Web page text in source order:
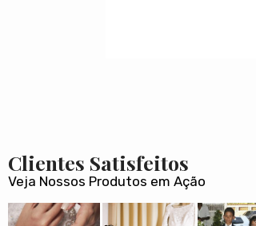
Clientes Satisfeitos
Veja Nossos Produtos em Ação